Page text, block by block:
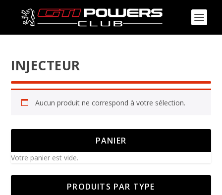
INJECTEUR
Aucun produit ne correspond à votre sélection.
PANIER
Votre panier est vide.
PRODUITS PAR TYPE